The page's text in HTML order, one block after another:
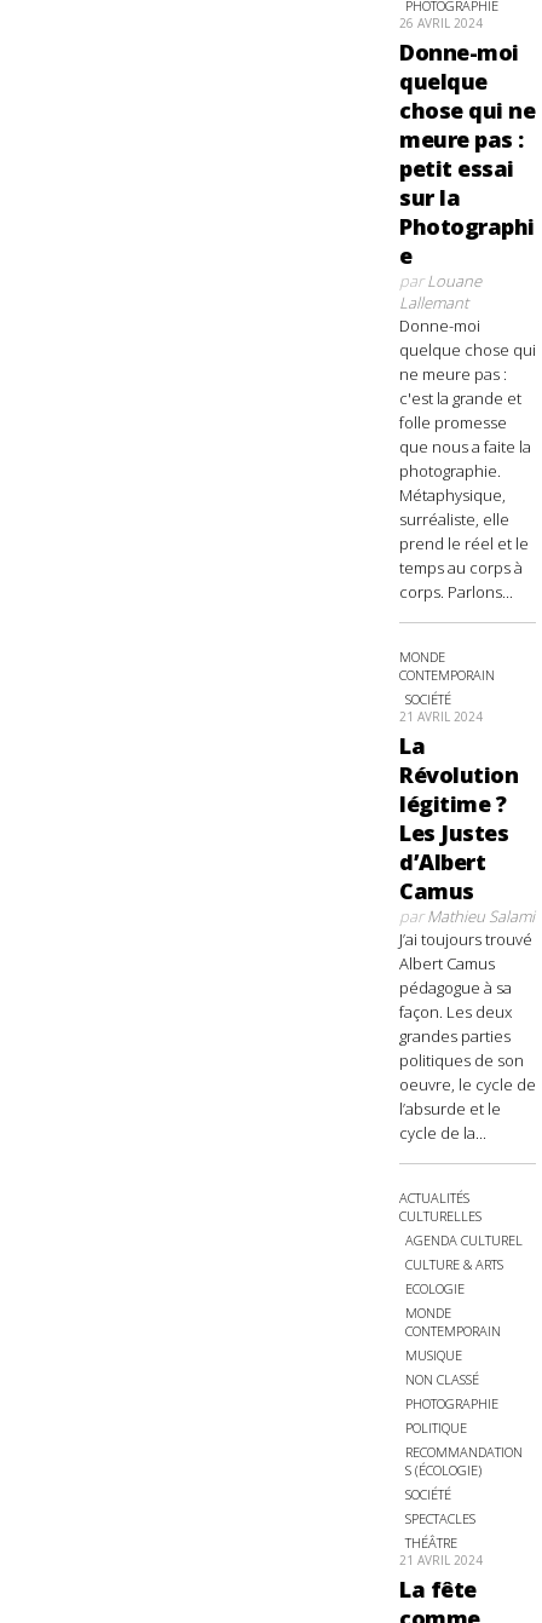
PHOTOGRAPHIE
26 AVRIL 2024
Donne-moi
quelque
chose qui ne
meure pas :
petit essai
sur la
Photographi
e
parLouane
Lallemant
Donne-moi
quelque chose qui
ne meure pas :
c'est la grande et
folle promesse
que nous a faite la
photographie.
Métaphysique,
surréaliste, elle
prend le réel et le
temps au corps à
corps. Parlons...
MONDE
CONTEMPORAIN
SOCIÉTÉ
21 AVRIL 2024
La
Révolution
légitime ?
Les Justes
d’Albert
Camus
parMathieu Salami
J’ai toujours trouvé
Albert Camus
pédagogue à sa
façon. Les deux
grandes parties
politiques de son
oeuvre, le cycle de
l’absurde et le
cycle de la...
ACTUALITÉS
CULTURELLES
AGENDA CULTUREL
CULTURE & ARTS
ECOLOGIE
MONDE
CONTEMPORAIN
MUSIQUE
NON CLASSÉ
PHOTOGRAPHIE
POLITIQUE
RECOMMANDATION
S (ÉCOLOGIE)
SOCIÉTÉ
SPECTACLES
THÉÂTRE
21 AVRIL 2024
La fête